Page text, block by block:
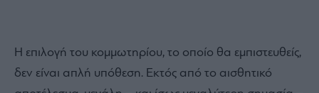
Η επιλογή του κομμωτηρίου, το οποίο θα εμπιστευθείς,
δεν είναι απλή υπόθεση. Εκτός από το αισθητικό